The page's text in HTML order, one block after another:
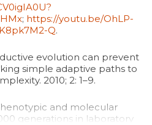
; https://youtu.be/OhLP-
Q.
evolution can prevent
simple adaptive paths to
2010; 2: 1–9.
and molecular
generations in laboratory